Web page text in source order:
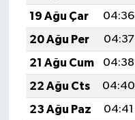
19 Ağu Çar
04:36
20 Ağu Per
04:37
21 Ağu Cum
04:38
22 Ağu Cts
04:40
23 Ağu Paz
04:41